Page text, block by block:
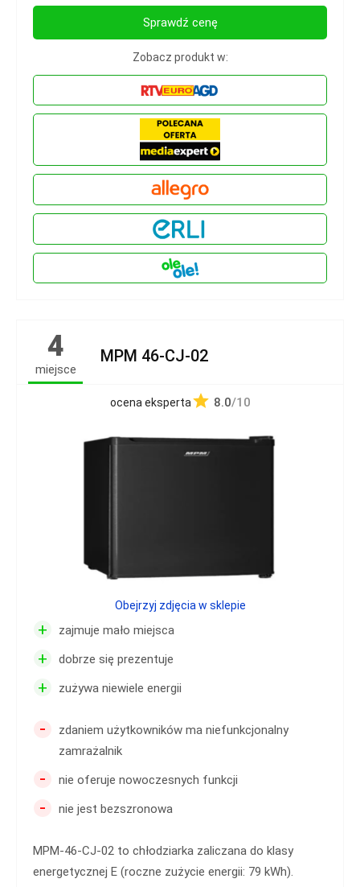
Sprawdź cenę
Zobacz produkt w:
4
miejsce
MPM 46-CJ-02
ocena eksperta 8.0/10
+ zajmuje mało miejsca
+ dobrze się prezentuje
+ zużywa niewiele energii
-
zdaniem użytkowników ma niefunkcjonalny
zamrażalnik
- nie oferuje nowoczesnych funkcji
- nie jest bezszronowa
MPM-46-CJ-02 to chłodziarka zaliczana do klasy
energetycznej E (roczne zużycie energii: 79 kWh).
Obejrzyj zdjęcia w sklepie